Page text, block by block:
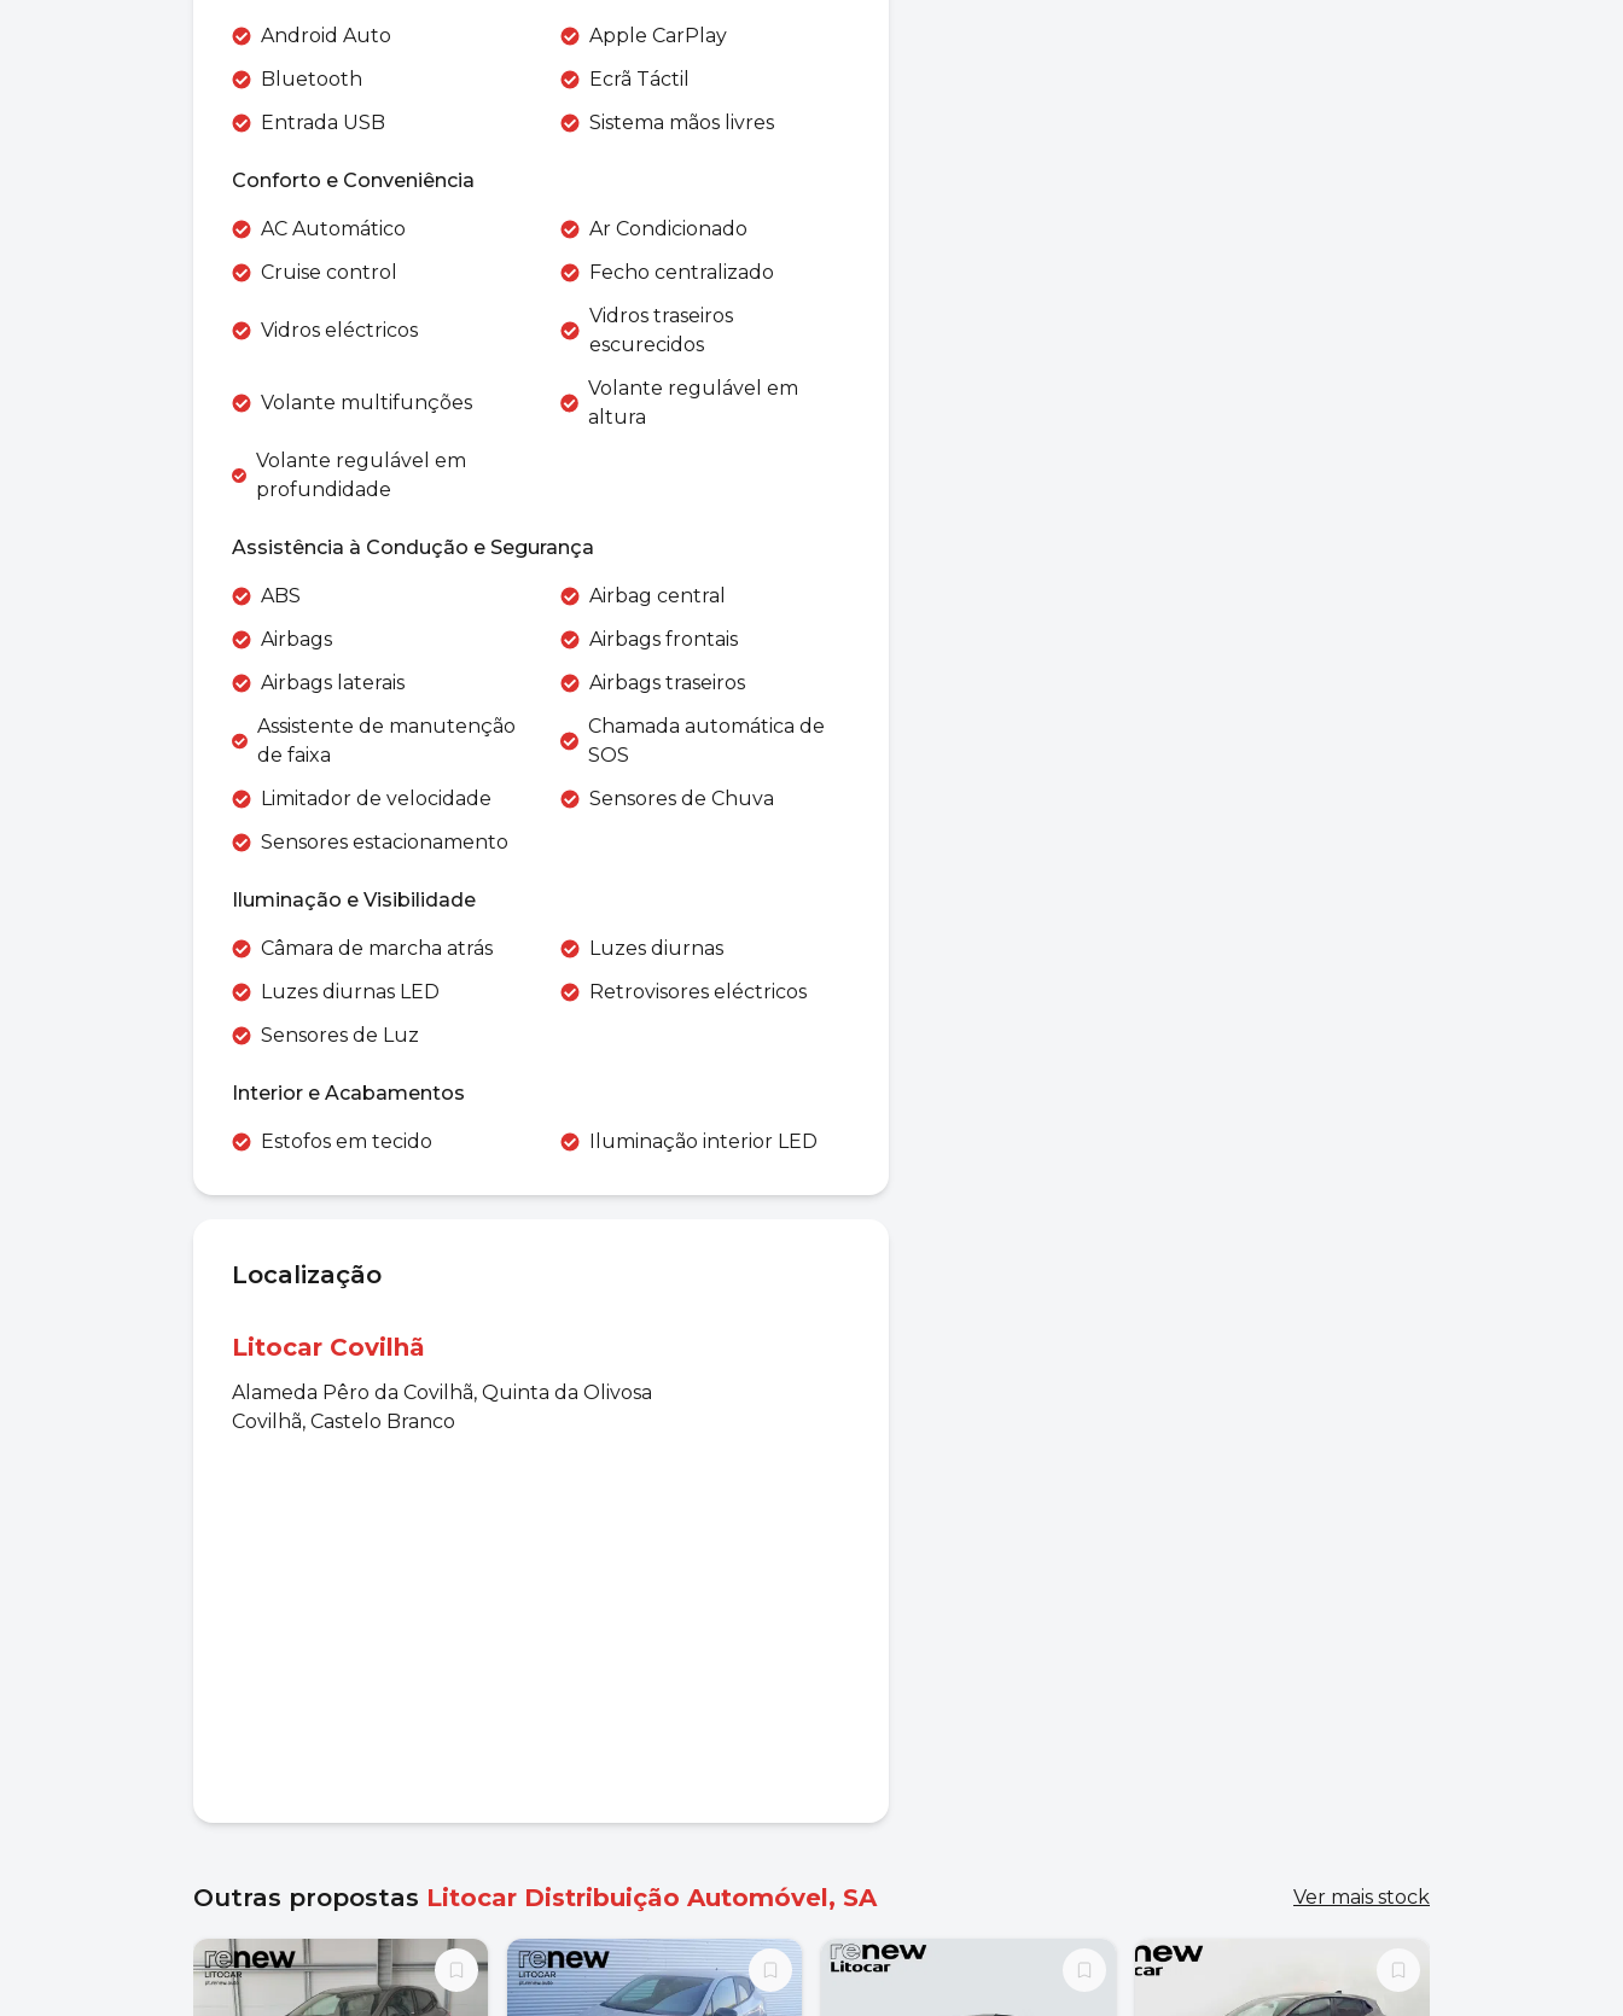
Android Auto
Apple CarPlay
Bluetooth
Ecrã Táctil
Entrada USB
Sistema mãos livres
Conforto e Conveniência
AC Automático
Ar Condicionado
Cruise control
Fecho centralizado
Vidros eléctricos
Vidros traseiros
escurecidos
Volante multifunções
Volante regulável em
altura
Volante regulável em
profundidade
Assistência à Condução e Segurança
ABS
Airbag central
Airbags
Airbags frontais
Airbags laterais
Airbags traseiros
Assistente de manutenção
de faixa
Chamada automática de
SOS
Limitador de velocidade
Sensores de Chuva
Sensores estacionamento
Iluminação e Visibilidade
Câmara de marcha atrás
Luzes diurnas
Luzes diurnas LED
Retrovisores eléctricos
Sensores de Luz
Interior e Acabamentos
Estofos em tecido Iluminação interior LED
Localização
Litocar Covilhã
Alameda Pêro da Covilhã, Quinta da Olivosa
Covilhã, Castelo Branco
Outras propostas Litocar Distribuição Automóvel, SA Ver mais stock